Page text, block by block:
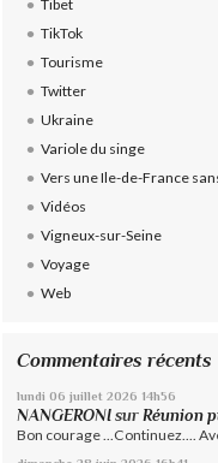
Tibet
TikTok
Tourisme
Twitter
Ukraine
Variole du singe
Vers une Ile-de-France
Vidéos
Vigneux-sur-Seine
Voyage
Web
Commentaires récents
lundi 06 juillet 2026 14h56
NANGERONI surRéunion
Bon courage ...Continuez....